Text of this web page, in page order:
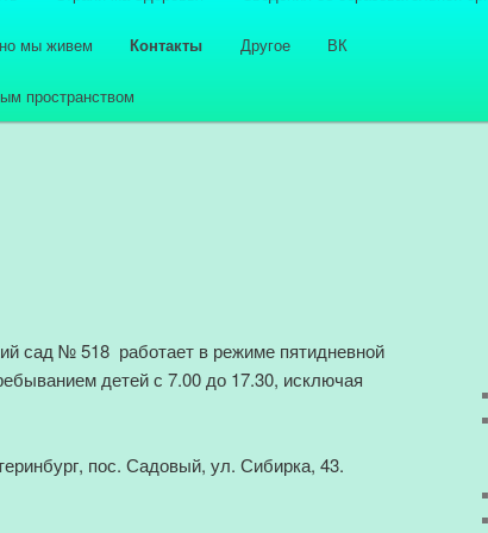
мы живем Контакты Другое ВК
пространством
сад № 518 работает в режиме пятидневной
детей с 7.00 до 17.30, исключая
пос. Садовый, ул. Сибирка, 43.